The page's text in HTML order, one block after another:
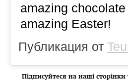
amazing
amazing Easter!
Публикация от
Підписуйтеся на наші